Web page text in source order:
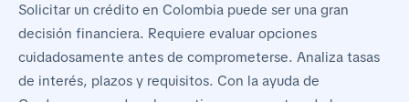
Solicitar un crédito en Colombia puede ser una gran
decisión financiera. Requiere evaluar opciones
cuidadosamente antes de comprometerse. Analiza tasas
de interés, plazos y requisitos. Con la ayuda de